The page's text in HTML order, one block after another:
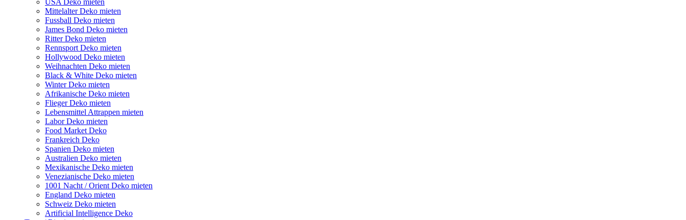
USA Deko mieten
Mittelalter Deko mieten
Fussball Deko mieten
James Bond Deko mieten
Ritter Deko mieten
Rennsport Deko mieten
Hollywood Deko mieten
Weihnachten Deko mieten
Black & White Deko mieten
Winter Deko mieten
Afrikanische Deko mieten
Flieger Deko mieten
Lebensmittel Attrappen mieten
Labor Deko mieten
Food Market Deko
Frankreich Deko
Spanien Deko mieten
Australien Deko mieten
Mexikanische Deko mieten
Venezianische Deko mieten
1001 Nacht / Orient Deko mieten
England Deko mieten
Schweiz Deko mieten
Artificial Intelligence Deko